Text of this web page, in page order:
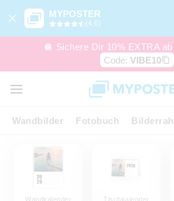
MYPOSTER
(4,6)
🪩 Sichere Dir 10% EXTRA
Code: VIBE10
Wandbilder Fotobuch
Wandkalender Tischkalender